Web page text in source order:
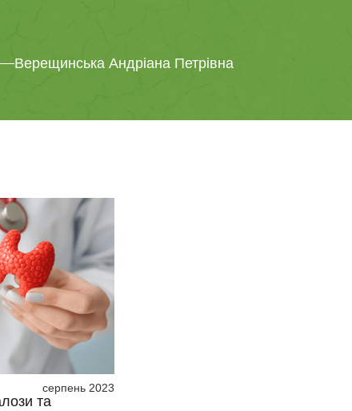
Верещинська Андріана Петрівна
серпень 2023
та